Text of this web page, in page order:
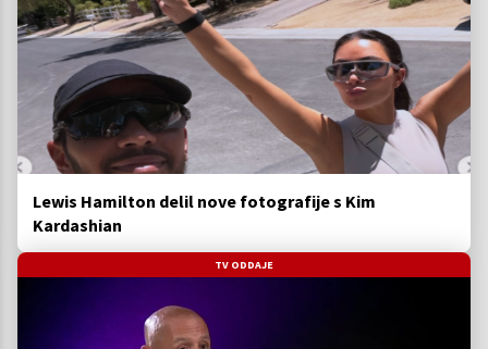
Lewis Hamilton delil nove fotografije s Kim
Kardashian
TV ODDAJE